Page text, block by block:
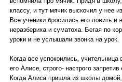
классу, и тут мячик выскочил у нее
Все ученики бросились его ловить и
неразбериха и суматоха. Бегая по
уроки и не услышали звонка на урок.
Когда все успокоились,
его Алисе, строго- настрого
Когда Алиса пришла из школы